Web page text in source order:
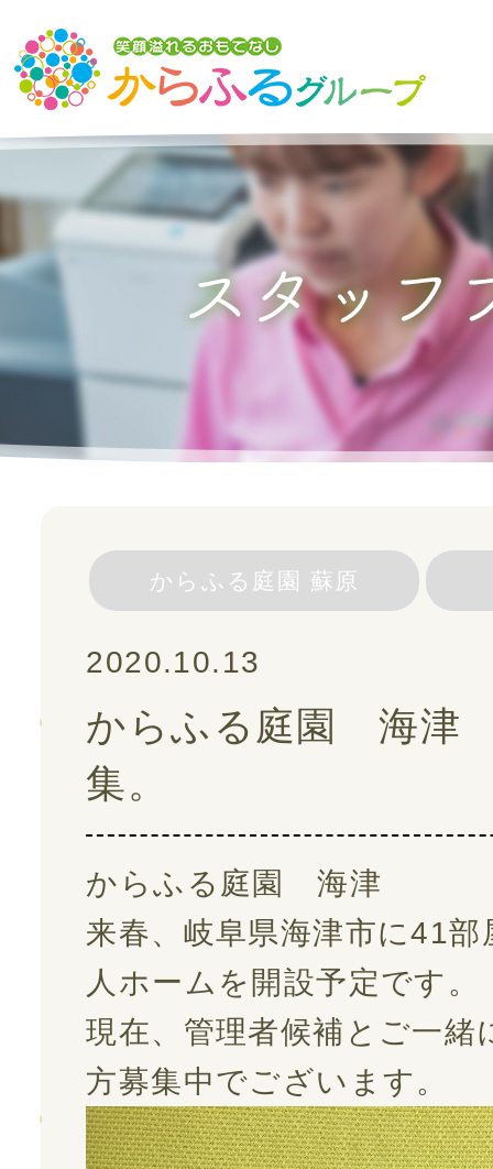
トップ
からふるグループの想い
介護サービスを探す
からふるのサービス
スタッフ紹介
ご利用の流れ
よくある質問
採用情報
スタッフブログ
お問い合わせ
会社案内
からふる庭園 蘇原
2020.10.13
からふる庭園 海津
集。
からふる庭園 海津
来春、岐阜県海津市に41
人ホームを開設予定です。
現在、管理者候補とご一緒
方募集中でございます。